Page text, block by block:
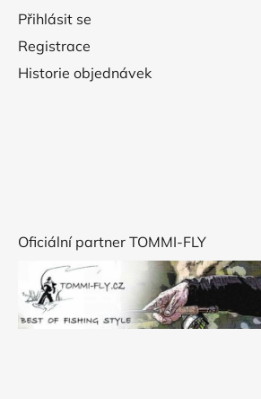
Přihlásit se
Registrace
Historie objednávek
Oficiální partner TOMMI-FLY